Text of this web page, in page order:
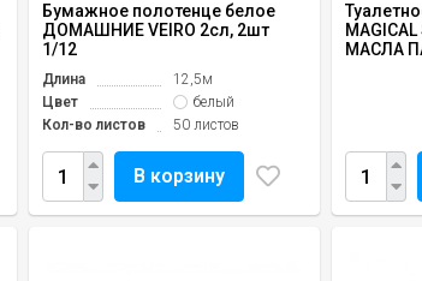
Бумажное полотенце белое
ДОМАШНИЕ VEIRO 2сл, 2шт
1/12
Длина
12,5м
Цвет
белый
Кол-во листов
50 листов
В корзину
МАСЛА